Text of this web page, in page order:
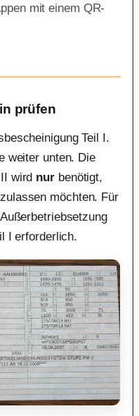
mit einem QR-
prüfen
Teil I.
weiter unten. Die
wird nur benötigt,
möchten. Für
I erforderlich.